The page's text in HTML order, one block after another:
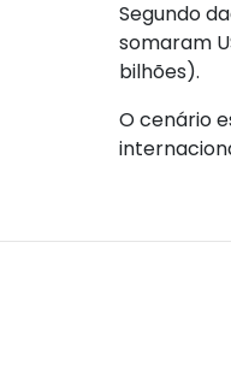
Segundo
somaram
bilhões).
O cenário